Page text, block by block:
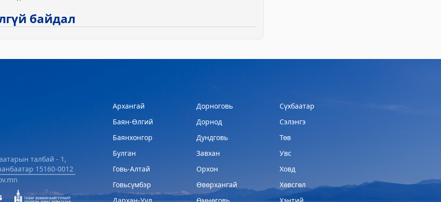
байдал
талбай - 1,
15160-0012
Архангай
Баян-Өлгий
Баянхонгор
Булган
Говь-Алтай
Говьсүмбэр
Дорноговь
Дорнод
Дундговь
Завхан
Орхон
Өвөрхангай
Сүхбаатар
Сэлэнгэ
Төв
Увс
Ховд
Хөвсгөл